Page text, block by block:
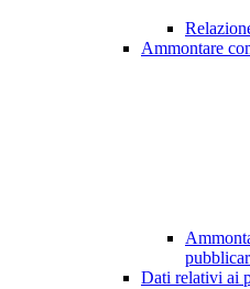
Ammontare
Dati relativi ai